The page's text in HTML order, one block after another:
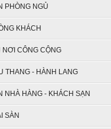
PHÒNG NGỦ
KHÁCH
NƠI CÔNG CỘNG
THANG - HÀNH LANG
NHÀ HÀNG - KHÁCH SẠN
SÀN